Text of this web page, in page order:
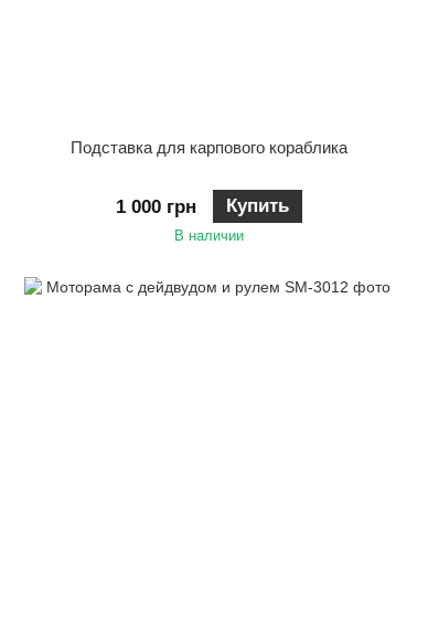
Подставка для карпового кораблика
1 000 грн Купить
В наличии